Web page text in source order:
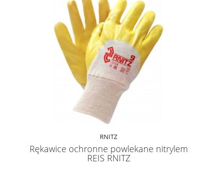
RNITZ
Rękawice ochronne powlekane nitrylem
REIS RNITZ